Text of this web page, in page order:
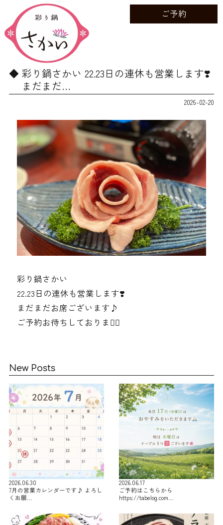
ご予約
彩り鍋さかい 22.23日の連休も営業します❣️
まだまだ…
2026-02-20
彩り鍋さかい
22.23日の連休も営業します❣️
まだまだお席ございます♪
ご予約お待ちしております🏻
New Posts
2026.06.30
7月の営業カレンダーです♪ よろし
くお願…
2026.06.17
ご予約はこちらから
https://tabelog.com…